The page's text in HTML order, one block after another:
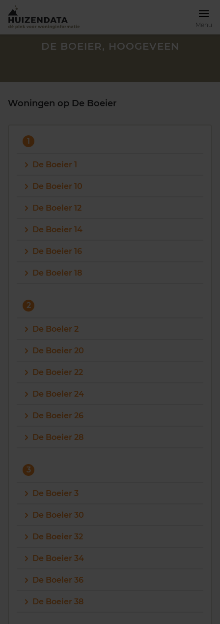
Menu
Maandag t/m vrijdag - 08:00 -18:00
DE BOEIER, HOOGEVEEN
Woningen op De Boeier
1
De Boeier 1
De Boeier 10
De Boeier 12
De Boeier 14
De Boeier 16
De Boeier 18
2
De Boeier 2
De Boeier 20
De Boeier 22
De Boeier 24
De Boeier 26
De Boeier 28
3
De Boeier 3
De Boeier 30
De Boeier 32
De Boeier 34
De Boeier 36
De Boeier 38